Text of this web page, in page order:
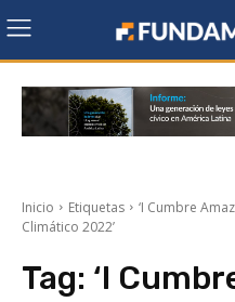
Inicio Etiquetas
‘I Cumbre
Climático 2022’
Tag: ‘I